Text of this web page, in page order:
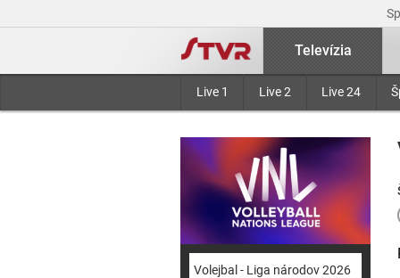
Televízia
Live 1 Live 2 Live 24
Volejbal - Liga národov 2026